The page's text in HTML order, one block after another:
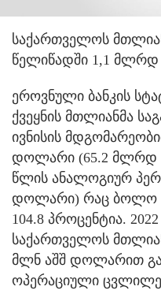
საქართველოს
წელიწადში 1,1
ეროვნული ბანკის
ქვეყნის მთლიანმა
ივნისის
დოლარი (65.2 მლრდ
წლის ანალოგიურ
დოლარი) რაც ბოლო
104.8 პროცენტია.
საქართველოს
მლნ აშშ დოლარით
ოპერაციული